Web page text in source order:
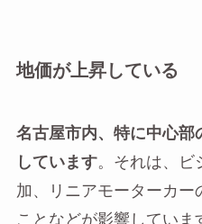
地価が上昇している
名古屋市内、特に中心部
しています。それは、ビ
加、リニアモーターカー
ことなどが影響していま